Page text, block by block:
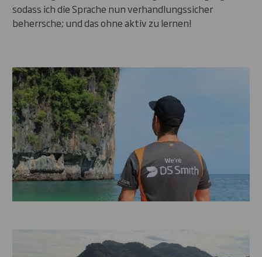
sodass ich die Sprache nun verhandlungssicher
beherrsche; und das ohne aktiv zu lernen!